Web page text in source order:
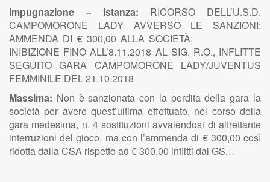
Impugnazione – istanza: RICORSO DELL’U.S.D.
CAMPOMORONE LADY AVVERSO LE SANZIONI:
AMMENDA DI € 300,00 ALLA SOCIETÀ;
INIBIZIONE FINO ALL’8.11.2018 AL SIG. R.O., INFLITTE
SEGUITO GARA CAMPOMORONE LADY/JUVENTUS
FEMMINILE DEL 21.10.2018
Massima: Non è sanzionata con la perdita della gara la
società per avere quest’ultima effettuato, nel corso della
gara medesima, n. 4 sostituzioni avvalendosi di altrettante
interruzioni del gioco, ma con l’ammenda di € 300,00 così
ridotta dalla CSA rispetto ad € 300,00 inflitti dal GS…